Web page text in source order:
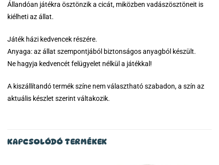
Állandóan játékra ösztönzik a cicát, miközben vadászösztöneit is
kiélheti az állat.
Játék házi kedvencek részére.
Anyaga: az állat szempontjából biztonságos anyagból készült.
Ne hagyja kedvencét felügyelet nélkül a játékkal!
A kiszállítandó termék színe nem választható szabadon, a szín az
aktuális készlet szerint váltakozik.
KAPCSOLÓDÓ TERMÉKEK